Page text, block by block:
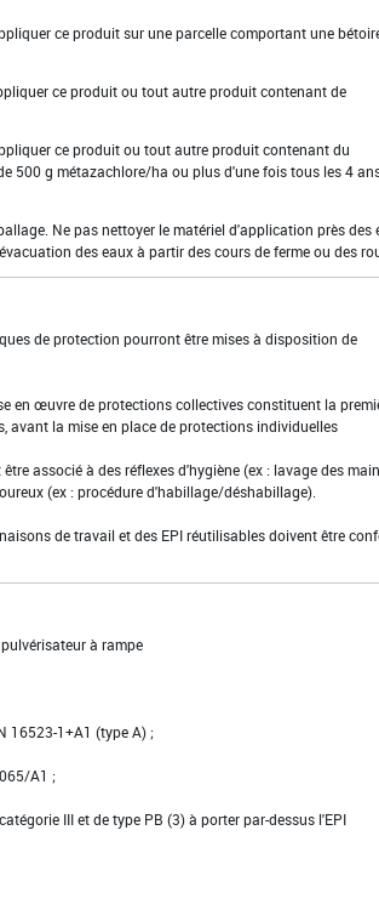
ce produit sur une parcelle comportant une
ce produit ou tout autre produit contenant de
ce produit ou tout autre produit contenant du
500 g métazachlore/ha ou plus d'une fois tous les 4
Ne pas nettoyer le matériel d'application près des
des eaux à partir des cours de ferme ou des
de protection pourront être mises à disposition de
en œuvre de protections collectives constituent la
avant la mise en place de protections individuelles
associé à des réflexes d'hygiène (ex : lavage des
(ex : procédure d'habillage/déshabillage).
de travail et des EPI réutilisables doivent être
à rampe
16523-1+A1 (type A) ;
A1 ;
III et de type PB (3) à porter par-dessus l'EPI